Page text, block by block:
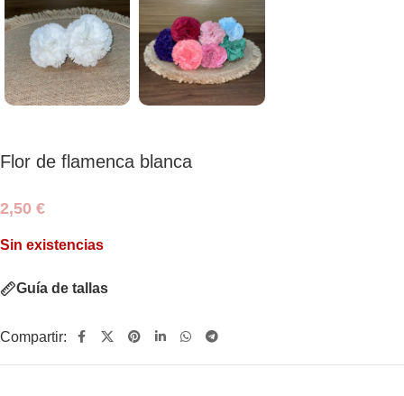
Flor de flamenca blanca
2,50 €
Sin existencias
Guía de tallas
Compartir: